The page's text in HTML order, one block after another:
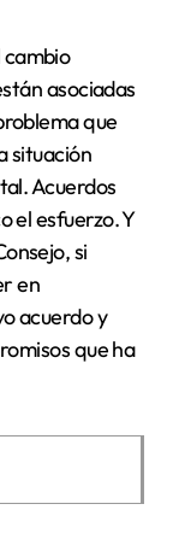
asociadas
que
situación
Acuerdos
el esfuerzo. Y
si
en
acuerdo y
que ha